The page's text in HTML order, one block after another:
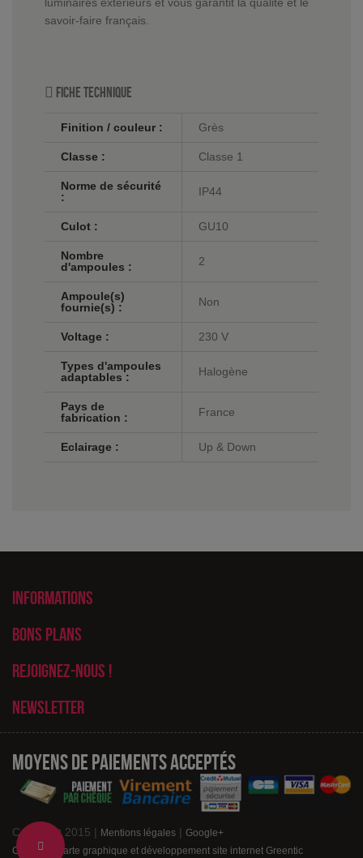
Change
luminaires extérieurs et vous garantit la qualité et le
savoir-faire français.
Fiche technique
Finition / couleur : Grès
Classe : Classe 1
Norme de sécurité
:
IP44
Culot : GU10
Nombre
d'ampoules :
2
Ampoule(s)
fournie(s) :
Non
Voltage : 230 V
Types d'ampoules
adaptables :
Halogène
Pays de
fabrication :
France
Eclairage : Up & Down
Informations
Bons plans
Rejoignez-nous !
Newsletter
Moyens de paiements acceptés
Copyright 2015 | Mentions légales | Google+
Création charte graphique et développement site internet Greentic